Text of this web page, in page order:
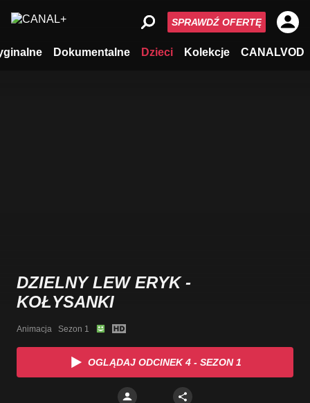
Dokumentalne Dzieci Kolekcje CANALVOD
SPRAWDŹ OFERTĘ
DZIELNY LEW ERYK -
KOŁYSANKI
Animacja   Sezon 1
OGLĄDAJ ODCINEK 4 - SEZON 1